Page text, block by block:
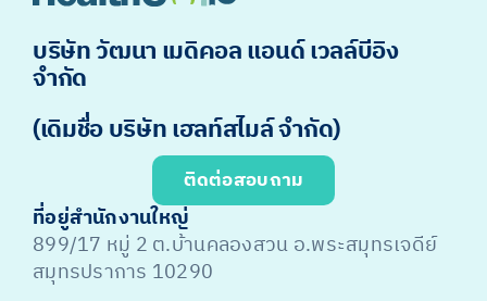
บริษัท วัฒนา เมดิคอล แอนด์ เวลล์บีอิง
จำกัด
(เดิมชื่อ บริษัท เฮลท์สไมล์ จำกัด)
ติดต่อสอบถาม
ที่อยู่สำนักงานใหญ่
899/17 หมู่ 2 ต.บ้านคลองสวน อ.พระสมุทรเจดีย์
สมุทรปราการ 10290